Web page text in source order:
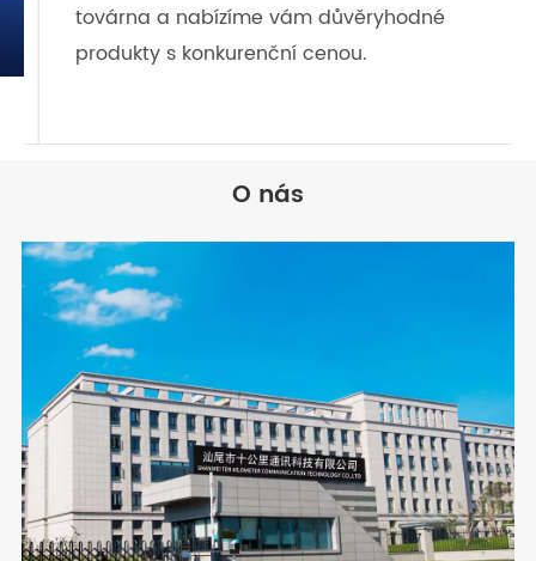
továrna a nabízíme vám důvěryhodné
produkty s konkurenční cenou.
O nás